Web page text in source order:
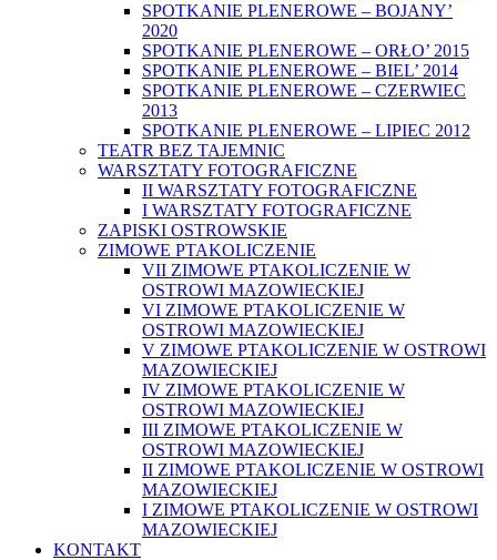
SPOTKANIE PLENEROWE – BOJANY’
2020
SPOTKANIE PLENEROWE – ORŁO’ 2015
SPOTKANIE PLENEROWE – BIEL’ 2014
SPOTKANIE PLENEROWE – CZERWIEC
2013
SPOTKANIE PLENEROWE – LIPIEC 2012
TEATR BEZ TAJEMNIC
WARSZTATY FOTOGRAFICZNE
II WARSZTATY FOTOGRAFICZNE
I WARSZTATY FOTOGRAFICZNE
ZAPISKI OSTROWSKIE
ZIMOWE PTAKOLICZENIE
VII ZIMOWE PTAKOLICZENIE W
OSTROWI MAZOWIECKIEJ
VI ZIMOWE PTAKOLICZENIE W
OSTROWI MAZOWIECKIEJ
V ZIMOWE PTAKOLICZENIE W OSTROWI
MAZOWIECKIEJ
IV ZIMOWE PTAKOLICZENIE W
OSTROWI MAZOWIECKIEJ
III ZIMOWE PTAKOLICZENIE W
OSTROWI MAZOWIECKIEJ
II ZIMOWE PTAKOLICZENIE W OSTROWI
MAZOWIECKIEJ
I ZIMOWE PTAKOLICZENIE W OSTROWI
MAZOWIECKIEJ
KONTAKT